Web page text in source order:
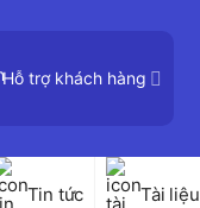
Hỗ trợ khách hàng
Tin tức Tài liệu